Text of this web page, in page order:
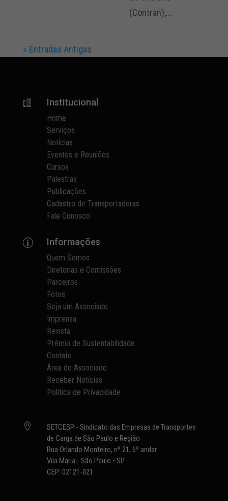
(Contran),...
« Entradas Antigas
 Institucional
Home
Serviços
Notícias
Eventos e Reuniões
Cursos
Palestras
Publicações
Cadastro de Transportadoras
Fale Conosco
p Informações
Quem Somos
Diretorias e Comissões
Parceiros
Fotos
Seja um Associado
Imprensa
Revista
Prêmio de Sustentabilidade
Contato
Área do Associado
Receber Notícias
Política de Privacidade

SETCESP - Sindicato das Empresas de Transportes
de Carga de São Paulo e Região
Rua Orlando Monteiro, nº 21, 6º andar
Vila Maria - São Paulo • SP
CEP: 02121-021